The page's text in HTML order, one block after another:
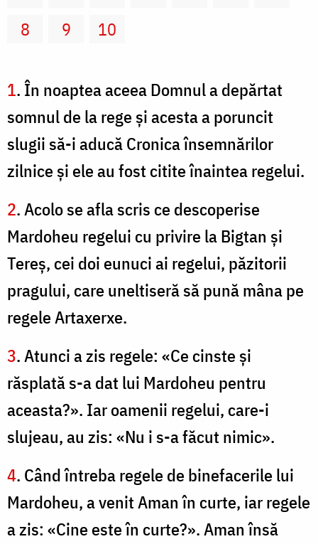
8
9 10
1. În noaptea aceea Domnul a depărtat
somnul de la rege şi acesta a poruncit
slugii să-i aducă Cronica însemnărilor
zilnice şi ele au fost citite înaintea regelui.
2. Acolo se afla scris ce descoperise
Mardoheu regelui cu privire la Bigtan şi
Tereş, cei doi eunuci ai regelui, păzitorii
pragului, care uneltiseră să pună mâna pe
regele Artaxerxe.
3. Atunci a zis regele: «Ce cinste şi
răsplată s-a dat lui Mardoheu pentru
aceasta?». Iar oamenii regelui, care-i
slujeau, au zis: «Nu i s-a făcut nimic».
4. Când întreba regele de binefacerile lui
Mardoheu, a venit Aman în curte, iar regele
a zis: «Cine este în curte?». Aman însă